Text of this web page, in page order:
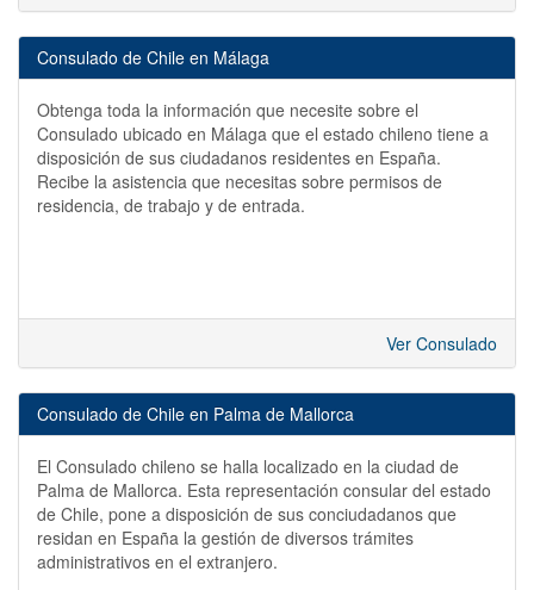
Consulado de Chile en Málaga
Obtenga toda la información que necesite sobre el
Consulado ubicado en Málaga que el estado chileno tiene a
disposición de sus ciudadanos residentes en España.
Recibe la asistencia que necesitas sobre permisos de
residencia, de trabajo y de entrada.
Ver Consulado
Consulado de Chile en Palma de Mallorca
El Consulado chileno se halla localizado en la ciudad de
Palma de Mallorca. Esta representación consular del estado
de Chile, pone a disposición de sus conciudadanos que
residan en España la gestión de diversos trámites
administrativos en el extranjero.